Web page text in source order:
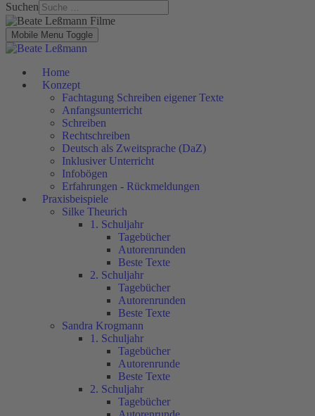
Suchen
Mobile Menu Toggle
Home
Konzept
Fachtagung Schreiben eigener Texte
Anfangsunterricht
Schreiben
Rechtschreiben
Deutsch als Zweitsprache (DaZ)
Inklusiver Unterricht
Infobögen
Erfahrungen - Rückmeldungen
Praxisbeispiele
Silke Theurich
1. Schuljahr
Tagebücher
Autorenrunden
Beste Texte
2. Schuljahr
Tagebücher
Autorenrunden
Beste Texte
Sandra Krogmann
1. Schuljahr
Tagebücher
Autorenrunde
Beste Texte
2. Schuljahr
Tagebücher